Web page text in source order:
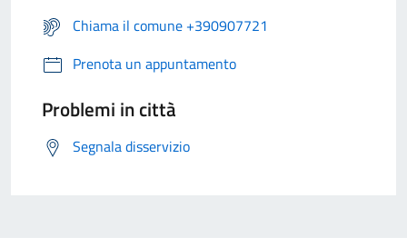
Chiama il comune +390907721
Prenota un appuntamento
Problemi in città
Segnala disservizio